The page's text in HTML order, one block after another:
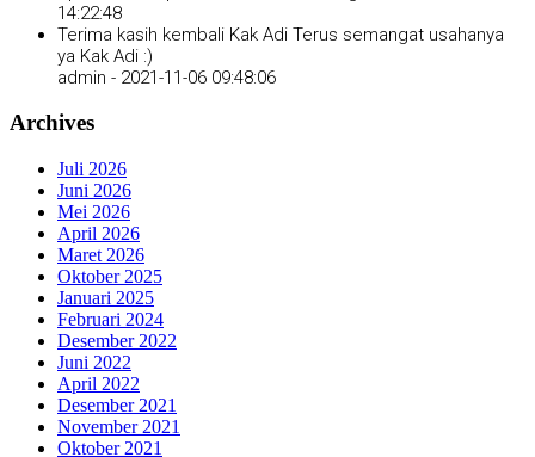
14:22:48
Terima kasih kembali Kak Adi Terus semangat usahanya
ya Kak Adi :)
admin - 2021-11-06 09:48:06
Archives
Juli 2026
Juni 2026
Mei 2026
April 2026
Maret 2026
Oktober 2025
Januari 2025
Februari 2024
Desember 2022
Juni 2022
April 2022
Desember 2021
November 2021
Oktober 2021